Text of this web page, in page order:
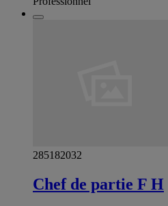
285182032
Chef de partie F H